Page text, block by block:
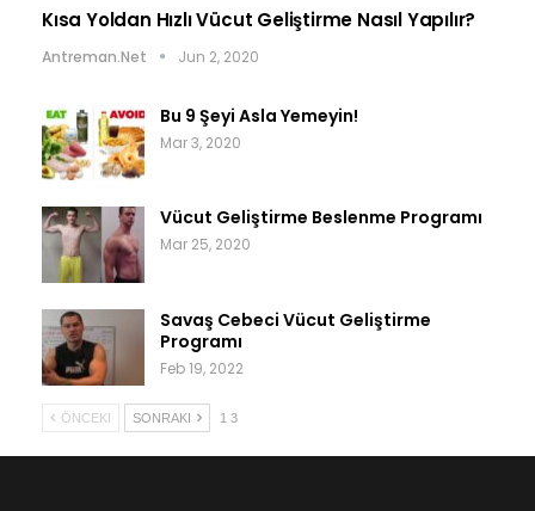
Kısa Yoldan Hızlı Vücut Geliştirme Nasıl Yapılır?
Antreman.net Jun 2, 2020
Bu 9 Şeyi Asla Yemeyin!
Mar 3, 2020
Vücut Geliştirme Beslenme Programı
Mar 25, 2020
Savaş Cebeci Vücut Geliştirme
Programı
Feb 19, 2022
ÖNCEKI SONRAKI 1 3